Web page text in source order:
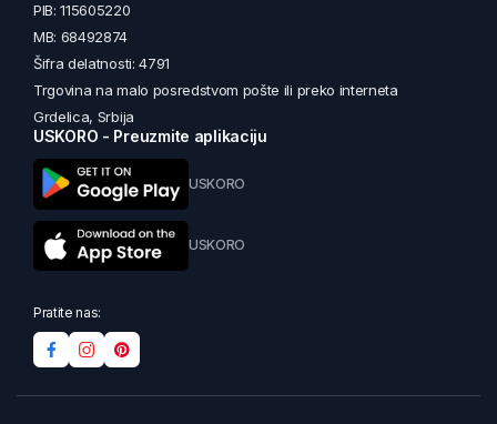
PIB: 115605220
MB: 68492874
Šifra delatnosti: 4791
Trgovina na malo posredstvom pošte ili preko interneta
Grdelica, Srbija
USKORO - Preuzmite aplikaciju
USKORO
USKORO
Pratite nas: